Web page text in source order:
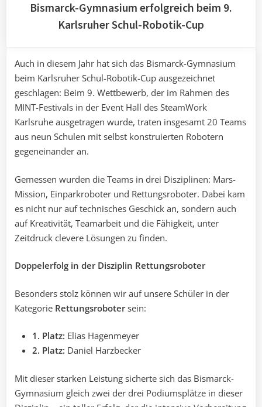
Bismarck-Gymnasium erfolgreich beim 9.
Karlsruher Schul-Robotik-Cup
Auch in diesem Jahr hat sich das Bismarck-Gymnasium
beim Karlsruher Schul-Robotik-Cup ausgezeichnet
geschlagen: Beim 9. Wettbewerb, der im Rahmen des
MINT-Festivals in der Event Hall des SteamWork
Karlsruhe ausgetragen wurde, traten insgesamt 20 Teams
aus neun Schulen mit selbst konstruierten Robotern
gegeneinander an.
Gemessen wurden die Teams in drei Disziplinen: Mars-
Mission, Einparkroboter und Rettungsroboter. Dabei kam
es nicht nur auf technisches Geschick an, sondern auch
auf Kreativität, Teamarbeit und die Fähigkeit, unter
Zeitdruck clevere Lösungen zu finden.
Doppelerfolg in der Disziplin Rettungsroboter
Besonders stolz können wir auf unsere Schüler in der
Kategorie Rettungsrobotersein:
1. Platz: Elias Hagenmeyer
2. Platz: Daniel Harzbecker
Mit dieser starken Leistung sicherte sich das Bismarck-
Gymnasium gleich zwei der drei Podiumsplätze in dieser